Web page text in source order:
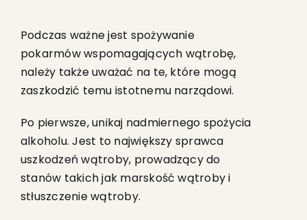
Podczas ważne jest spożywanie
pokarmów wspomagających wątrobę,
należy także uważać na te, które mogą
zaszkodzić temu istotnemu narządowi.
Po pierwsze, unikaj nadmiernego spożycia
alkoholu. Jest to największy sprawca
uszkodzeń wątroby, prowadzący do
stanów takich jak marskość wątroby i
stłuszczenie wątroby.